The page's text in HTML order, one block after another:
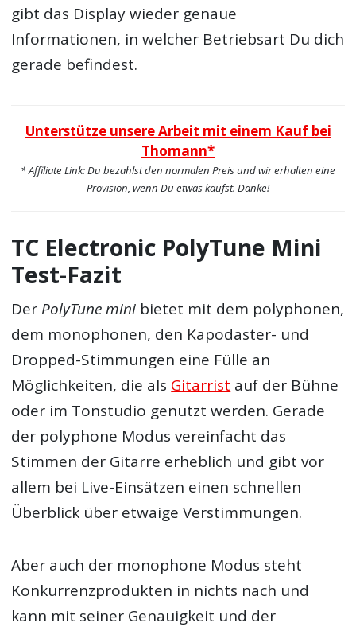
gibt das Display wieder genaue
Informationen, in welcher Betriebsart Du dich
gerade befindest.
Unterstütze unsere Arbeit mit einem Kauf bei
Thomann*
* Affiliate Link: Du bezahlst den normalen Preis und wir erhalten eine
Provision, wenn Du etwas kaufst. Danke!
TC Electronic PolyTune Mini
Test-Fazit
Der PolyTune mini bietet mit dem polyphonen,
dem monophonen, den Kapodaster- und
Dropped-Stimmungen eine Fülle an
Möglichkeiten, die als Gitarrist auf der Bühne
oder im Tonstudio genutzt werden. Gerade
der polyphone Modus vereinfacht das
Stimmen der Gitarre erheblich und gibt vor
allem bei Live-Einsätzen einen schnellen
Überblick über etwaige Verstimmungen.
Aber auch der monophone Modus steht
Konkurrenzprodukten in nichts nach und
kann mit seiner Genauigkeit und der